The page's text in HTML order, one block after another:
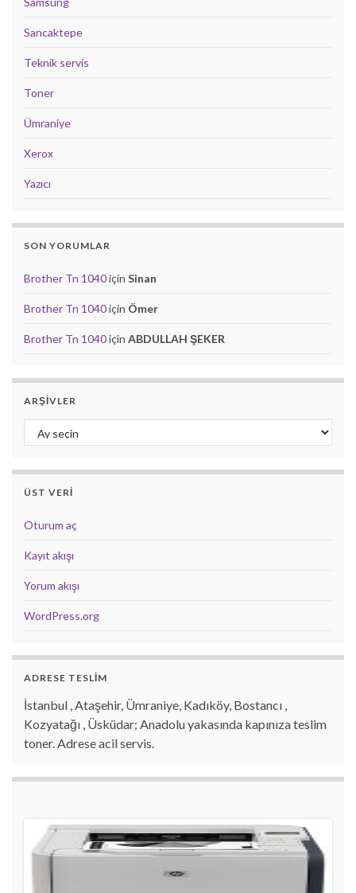
Sancaktepe
Teknik servis
Toner
Ümraniye
Xerox
Yazıcı
SON YORUMLAR
Brother Tn 1040için Sinan
Brother Tn 1040için Ömer
Brother Tn 1040için ABDULLAH ŞEKER
ARŞIVLER
Arşivler
ÜST VERI
Oturum aç
Kayıt akışı
Yorum akışı
WordPress.org
ADRESE TESLİM
İstanbul , Ataşehir, Ümraniye, Kadıköy, Bostancı ,
Kozyatağı , Üsküdar; Anadolu yakasında kapınıza teslim
toner. Adrese acil servis.